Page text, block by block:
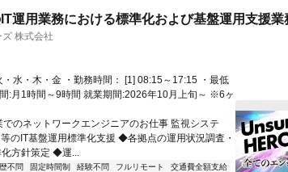
運用業務における標準化および基盤運用支援業
株式会社
水・木・金 ・勤務時間： [1] 08:15～17:15 ・最低
:月1時間～9時間 就業期間:2026年10月上旬～ ※6ヶ
のネットワークエンジニアのお仕事 監視システ
のIT基盤運用標準化支援 ◆各拠点の運用状況調査・
方針策定 ◆運...
不問 固定時間制 経験不問 フルリモート
交通費全額支給